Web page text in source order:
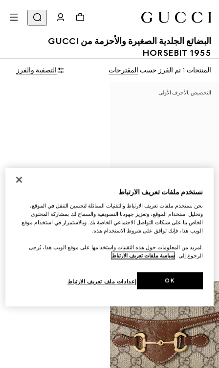
البضائع الجلدية الصغيرة والأحزمة من GUCCI
HORSEBIT 1955
المنتجات 1 تم الفرز حسب المقترحات التصفية والفرز
التخصيص بالأحرف الأولى
نستخدم ملفات تعريف الارتباط
نحن نستخدم ملفات تعريف الارتباط والتقنيات المماثلة لتحسين التنقل في الموقع،
وتحليل استخدام الموقع، وتعزيز جهودنا التسويقية والسماح لك بمشاركة المحتوى
الخاص بنا على شبكات التواصل الاجتماعي الخاصة بك. وبالاستمرار في استخدام موقع
الويب هذا، فإنك توافق على شروط الاستخدام هذه.
.لمزيد من المعلومات حول هذه التقنيات واستخدامها على موقع الويب هذا، يُرجى
الرجوع إلى سياسة ملفات تعريف الارتباط
إعدادات ملف تعريف الارتباط OK